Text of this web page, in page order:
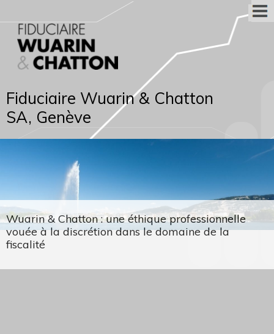
Fiduciaire Wuarin & Chatton
SA, Genève
Wuarin & Chatton : une éthique professionnelle
vouée à la discrétion dans le domaine de la
fiscalité